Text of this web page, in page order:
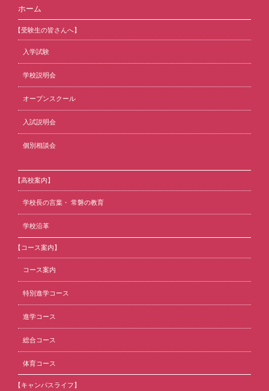
ホーム
【受験生の皆さんへ】
入学試験
学校説明会
オープンスクール
入試説明会
個別相談会
【高校案内】
学校長の言葉・ 常磐の教育
学校沿革
【コース案内】
コース案内
特別進学コース
進学コース
総合コース
体育コース
【キャンパスライフ】